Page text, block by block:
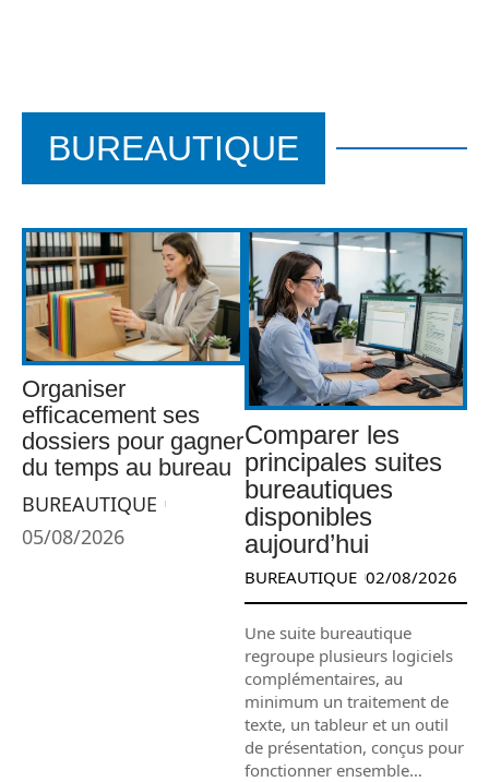
BUREAUTIQUE
Organiser
efficacement ses
dossiers pour gagner
du temps au bureau
BUREAUTIQUE
05/08/2026
Comparer les
principales suites
bureautiques
disponibles
aujourd’hui
BUREAUTIQUE 02/08/2026
Une suite bureautique
regroupe plusieurs logiciels
complémentaires, au
minimum un traitement de
texte, un tableur et un outil
de présentation, conçus pour
fonctionner ensemble…